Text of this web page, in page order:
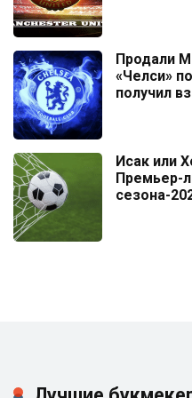
Продали
«Челси»
получил
Исак или
Премьер-
сезона-